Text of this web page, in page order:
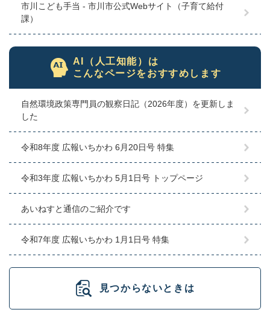
市川こども手当 - 市川市公式Webサイト（子育て給付
課）
AI（人工知能）は
こんなページをおすすめします
自然環境政策専門員の観察日記（2026年度）を更新しま
した
令和8年度 広報いちかわ 6月20日号 特集
令和3年度 広報いちかわ 5月1日号 トップページ
あいねすと通信のご紹介です
令和7年度 広報いちかわ 1月1日号 特集
見つからないときは